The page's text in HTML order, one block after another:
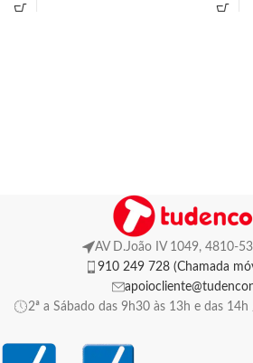
AV D.João IV 1049, 4810-
910 249 728 (Chamada
2ª a Sábado das 9h30 às 13h e das